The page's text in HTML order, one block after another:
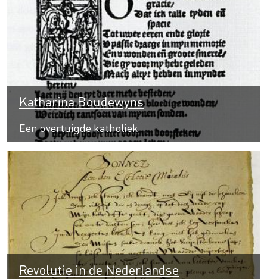
Katharina Boudewyns
Een overtuigde katholiek
Revolutie in de Nederlandse